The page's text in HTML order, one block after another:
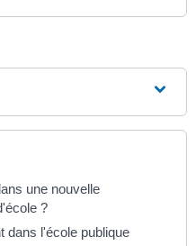
une nouvelle
?
dans l'école publique